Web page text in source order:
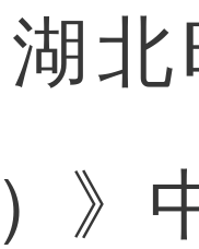
）